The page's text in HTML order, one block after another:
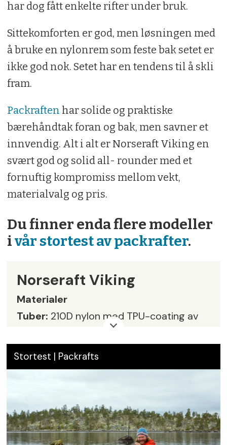
har dog fått enkelte rifter under bruk.
Sittekomforten er god, men løsningen med
å bruke en nylonrem som feste bak setet er
ikke god nok. Setet har en tendens til å skli
fram.
Packraften har solide og praktiske
bærehåndtak foran og bak, men savner et
innvendig. Alt i alt er Norseraft Viking en
svært god og solid all- rounder med et
fornuftig kompromiss mellom vekt,
materialvalg og pris.
Du finner enda flere modeller
ivår stortest av packrafter.
Norseraft Viking
Materialer
Tuber: 210D nylon med TPU-coating av
Gulv:
420D nylon med uretanbelagt TPU-
coating på begge sider.
Sitteputer og ryggstøtte:
Sydde, sveisede og tapede sømmer.
Oppblåsning:Boston ventil på tube.
Stortest | Packrafts